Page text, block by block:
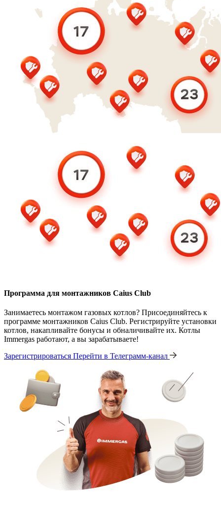
Программа для монтажников Caius Club
Занимаетесь монтажом газовых котлов? Присоединяйтесь к
программе монтажников Caius Club. Регистрируйте установки
котлов, накапливайте бонусы и обналичивайте их. Котлы
Immergas работают, а вы зарабатываете!
Зарегистрироваться Перейти в Телеграмм-канал